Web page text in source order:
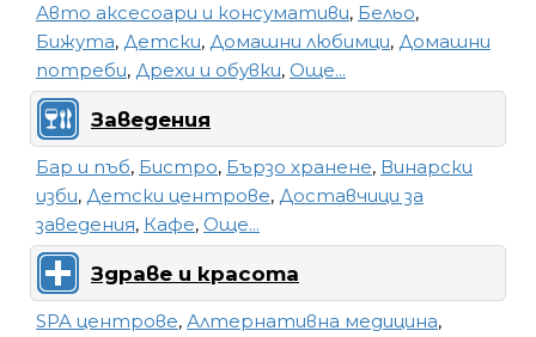
Авто аксесоари и консумативи, Бельо,
Бижута, Детски, Домашни любимци, Домашни
потреби, Дрехи и обувки, Още...
Заведения
Бар и пъб, Бистро, Бързо хранене, Винарски
изби, Детски центрове, Доставчици за
заведения, Кафе, Още...
Здраве и красота
SPA центрове, Алтернативна медицина,